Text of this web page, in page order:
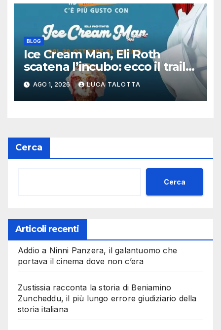
BLOG
Ice Cream Man, Eli Roth
scatena l’incubo: ecco il trailer
italiano dell’horror più
estremo di Halloween 2026
AGO 1, 2026 LUCA TALOTTA
Cerca
Cerca
Articoli recenti
Addio a Ninni Panzera, il galantuomo che
portava il cinema dove non c’era
Zustissia racconta la storia di Beniamino
Zuncheddu, il più lungo errore giudiziario della
storia italiana